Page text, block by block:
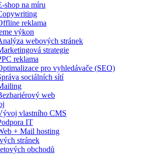
shop na míru
reklama
výkon
webových stránek
strategie
reklama
pro vyhledávače (SEO)
sociálních sítí
web
vlastního CMS
IT
+ Mail hosting
stránek
obchodů